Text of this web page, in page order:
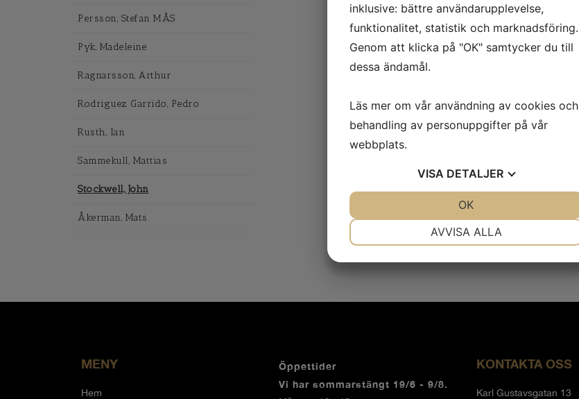
Persson, Stefan MÅS
Pyk, Madeleine
Ragnarsson, Arthur
Rodriguez Garrido, Pedro
Rusth, Ian
Sammekull, Mattias
Stockwell, John
Åkerman, Mats
MENY
Hem
Öppettider
Vi har sommarstängt 19/6 - 9/8.
KONTAKTA OSS
Karl Gustavsgatan 13
inklusive: bättre användarupplevelse,
funktionalitet, statistik och marknadsföring.
Genom att klicka på "OK" samtycker du till
dessa ändamål.
Läs mer om vår användning av cookies och
behandling av personuppgifter på vår
webbplats.
VISA DETALJER
AVVISA ALLA
OK